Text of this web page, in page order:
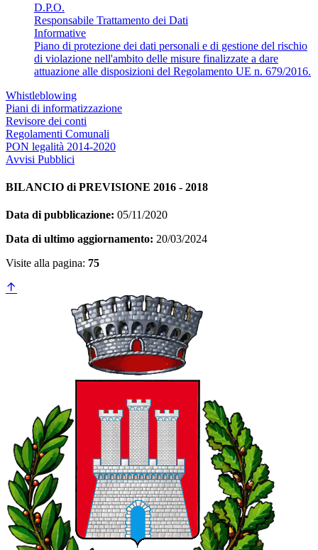
D.P.O.
Responsabile Trattamento dei Dati
Informative
Piano di protezione dei dati personali e di gestione del rischio
di violazione nell'ambito delle misure finalizzate a dare
attuazione alle disposizioni del Regolamento UE n. 679/2016.
Whistleblowing
Piani di informatizzazione
Revisore dei conti
Regolamenti Comunali
PON legalità 2014-2020
Avvisi Pubblici
BILANCIO di PREVISIONE 2016 - 2018
Data di pubblicazione: 05/11/2020
Data di ultimo aggiornamento: 20/03/2024
Visite alla pagina: 75